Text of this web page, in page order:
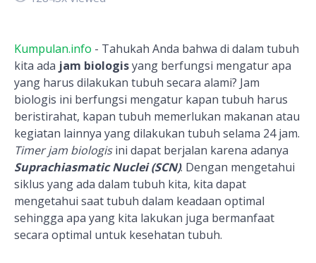
Kumpulan.info - Tahukah Anda bahwa di dalam tubuh
kita ada jam biologisyang berfungsi mengatur apa
yang harus dilakukan tubuh secara alami? Jam
biologis ini berfungsi mengatur kapan tubuh harus
beristirahat, kapan tubuh memerlukan makanan atau
kegiatan lainnya yang dilakukan tubuh selama 24 jam.
Timer jam biologisini dapat berjalan karena adanya
Suprachiasmatic Nuclei (SCN). Dengan mengetahui
siklus yang ada dalam tubuh kita, kita dapat
mengetahui saat tubuh dalam keadaan optimal
sehingga apa yang kita lakukan juga bermanfaat
secara optimal untuk kesehatan tubuh.